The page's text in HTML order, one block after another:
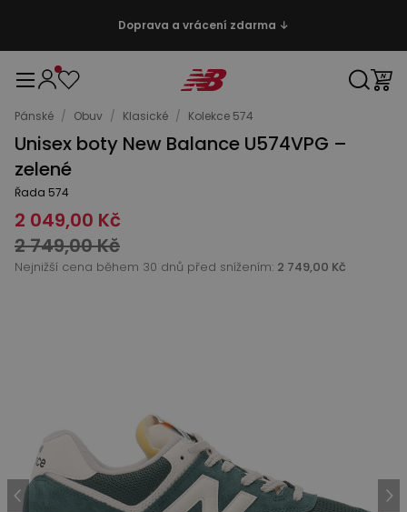
Doprava a vrácení zdarma ↓
Pánské / Obuv / Klasické / Kolekce 574
Unisex boty New Balance U574VPG –
zelené
Řada 574
2 049,00 Kč
2 749,00 Kč
Nejnižší cena během 30 dnů před snížením: 2 749,00 Kč